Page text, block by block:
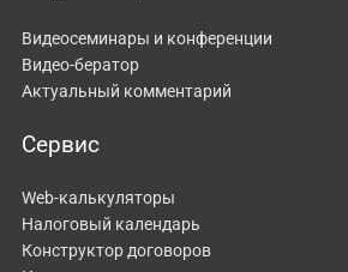
Видеосеминары и конференции
Видео-бератор
Актуальный комментарий
Сервис
Web-калькуляторы
Налоговый календарь
Конструктор договоров